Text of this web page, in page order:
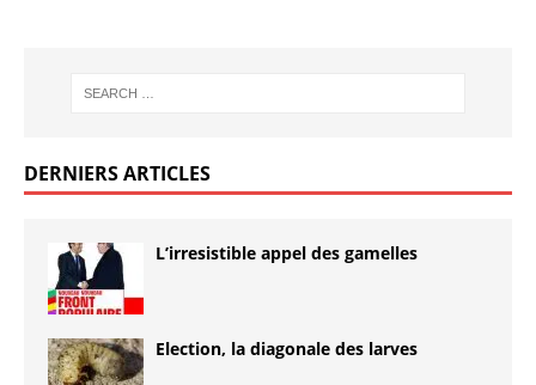
DERNIERS ARTICLES
L’irresistible appel des gamelles
Election, la diagonale des larves